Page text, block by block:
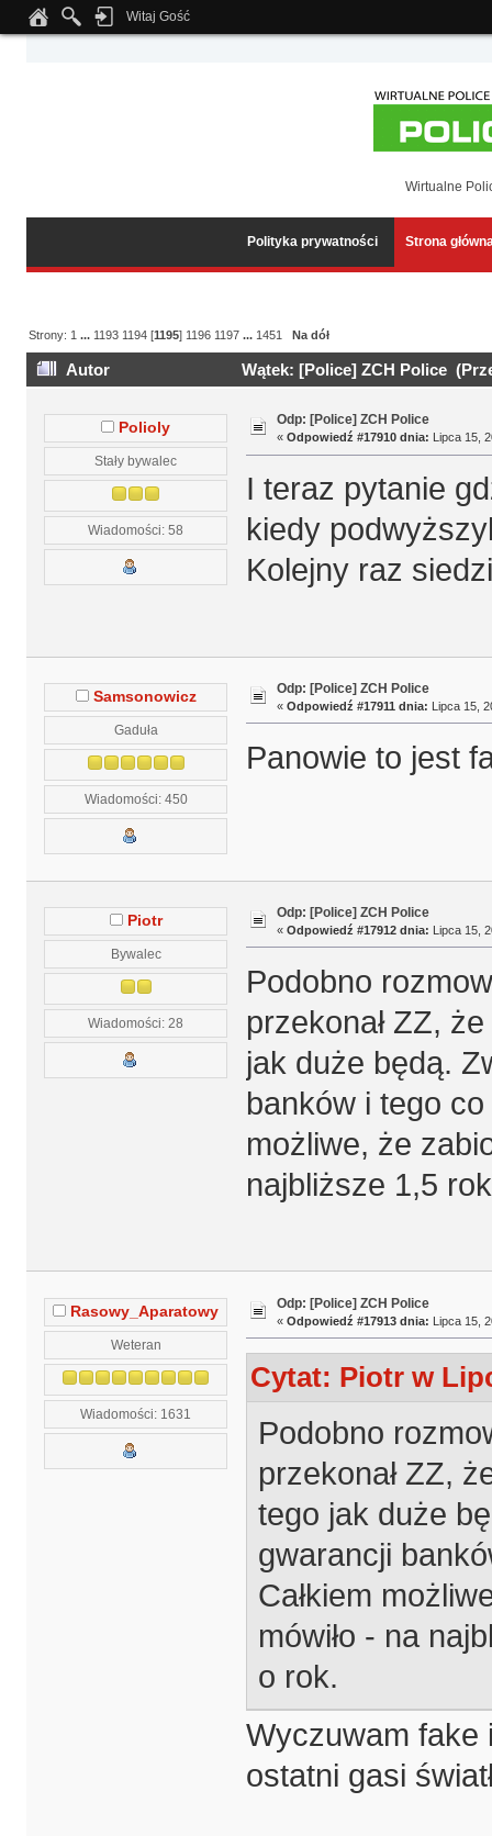
Notice: Undefined index: tapatalk_body_hook in
Witaj Gość
Wirtualne
Polityka prywatności Strona
Strony: 1 ... 1193 1194 [1195] 1196 1197 ... 1451 Na dół
Autor Wątek: [Police] ZCH Police
Polioly
Stały bywalec
Wiadomości: 58
Odp: [Police] ZCH Police
« Odpowiedź #17910 dnia: Lipca 15,
I teraz pytanie
kiedy
Kolejny raz
Samsonowicz
Gaduła
Wiadomości: 450
Odp: [Police] ZCH Police
« Odpowiedź #17911 dnia: Lipca 15,
Panowie to jest
Piotr
Bywalec
Wiadomości: 28
Odp: [Police] ZCH Police
« Odpowiedź #17912 dnia: Lipca 15,
Podobno
przekonał ZZ,
jak duże będą.
banków i tego
możliwe, że
najbliższe 1,5
Rasowy_Aparatowy
Weteran
Wiadomości: 1631
Odp: [Police] ZCH Police
« Odpowiedź #17913 dnia: Lipca 15,
Cytat: Piotr w
Podobno
przekonał ZZ,
tego jak duże
gwarancji
Całkiem
mówiło - na
o rok.
Wyczuwam fake
ostatni gasi